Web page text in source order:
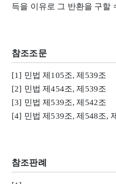
득을 이유로 그 반환을 구할
참조조문
[1] 민법 제105조, 제539조
[2] 민법 제454조, 제539조
[3] 민법 제539조, 제542조
[4] 민법 제539조, 제548조,
참조판례